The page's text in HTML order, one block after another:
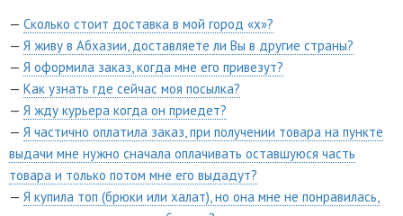
— Сколько стоит доставка в мой город «x»?
— Я живу в Абхазии, доставляете ли Вы в другие страны?
— Я оформила заказ, когда мне его привезут?
— Как узнать где сейчас моя посылка?
— Я жду курьера когда он приедет?
— Я частично оплатила заказ, при получении товара на пункте
выдачи мне нужно сначала оплачивать оставшуюся часть
товара и только потом мне его выдадут?
— Я купила топ (брюки или халат), но она мне не понравилась,